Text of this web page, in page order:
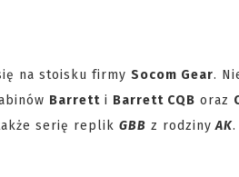
na stoisku firmy Socom Gear.
Barrett i Barrett CQB oraz
serię replik GBB z rodziny AK.